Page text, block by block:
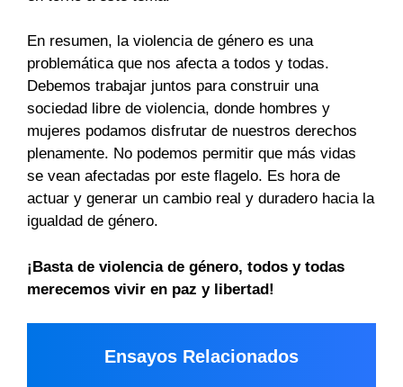
En resumen, la violencia de género es una
problemática que nos afecta a todos y todas.
Debemos trabajar juntos para construir una
sociedad libre de violencia, donde hombres y
mujeres podamos disfrutar de nuestros derechos
plenamente. No podemos permitir que más vidas
se vean afectadas por este flagelo. Es hora de
actuar y generar un cambio real y duradero hacia la
igualdad de género.
¡Basta de violencia de género, todos y todas
merecemos vivir en paz y libertad!
Ensayos Relacionados